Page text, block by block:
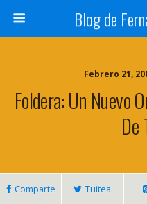
Blog de
Febrero 21,
Foldera: Un Nuevo
De
Comparte Tuitea